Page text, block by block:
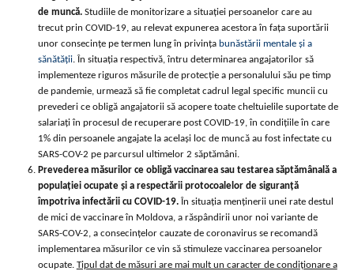
de muncă. Studiile de monitorizare a situației persoanelor care au
trecut prin COVID-19, au relevat expunerea acestora în fața suportării
unor consecințe pe termen lung în privința bunăstării mentale și a
sănătății. În situația respectivă, întru determinarea angajatorilor să
implementeze riguros măsurile de protecție a personalului său pe timp
de pandemie, urmează să fie completat cadrul legal specific muncii cu
prevederi ce obligă angajatorii să acopere toate cheltuielile suportate de
salariați în procesul de recuperare post COVID-19, în condițiile în care
1% din persoanele angajate la același loc de muncă au fost infectate cu
SARS-COV-2 pe parcursul ultimelor 2 săptămâni.
Prevederea măsurilor ce obligă vaccinarea sau testarea săptămânală a
populației ocupate și a respectării protocoalelor de siguranță
împotriva infectării cu COVID-19. În situația menținerii unei rate destul
de mici de vaccinare în Moldova, a răspândirii unor noi variante de
SARS-COV-2, a consecințelor cauzate de coronavirus se recomandă
implementarea măsurilor ce vin să stimuleze vaccinarea persoanelor
ocupate. Tipul dat de măsuri are mai mult un caracter de condiționare a